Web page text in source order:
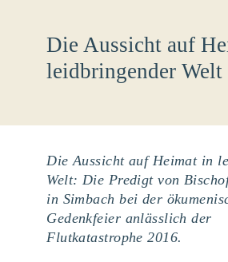
Die Aussicht auf
leidbringender Welt
Die Aussicht auf Heimat in
Welt: Die Predigt von
in Simbach bei der
Gedenkfeier anlässlich der
Flutkatastrophe 2016.